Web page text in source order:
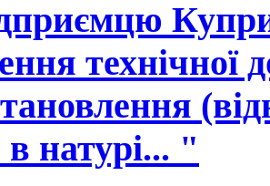
технічної
натурі... "